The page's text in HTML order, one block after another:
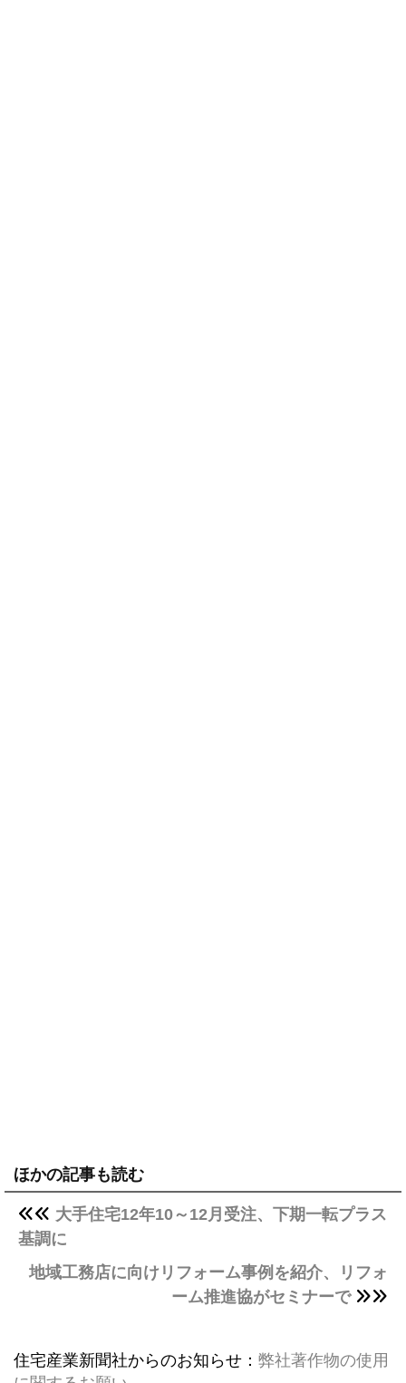
ほかの記事も読む
大手住宅12年10～12月受注、下期一転プラス
基調に
地域工務店に向けリフォーム事例を紹介、リフォ
ーム推進協がセミナーで
住宅産業新聞社からのお知らせ： 弊社著作物の使用